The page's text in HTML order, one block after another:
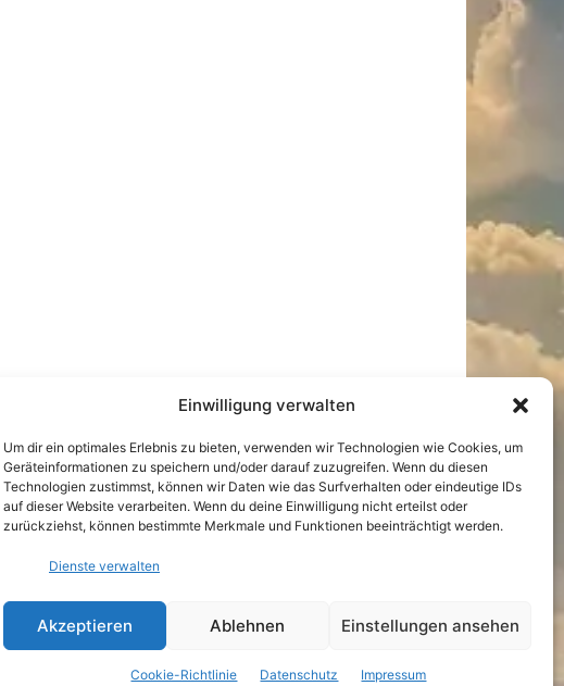
Einwilligung verwalten
Um dir ein optimales Erlebnis zu bieten, verwenden wir Technologien wie Cookies, um
Geräteinformationen zu speichern und/oder darauf zuzugreifen. Wenn du diesen
Technologien zustimmst, können wir Daten wie das Surfverhalten oder eindeutige IDs
auf dieser Website verarbeiten. Wenn du deine Einwilligung nicht erteilst oder
zurückziehst, können bestimmte Merkmale und Funktionen beeinträchtigt werden.
Dienste verwalten
Akzeptieren Ablehnen Einstellungen ansehen
Cookie-Richtlinie Datenschutz Impressum